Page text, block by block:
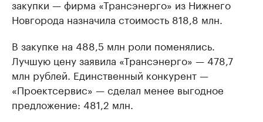
закупки — фирма «Трансэнерго» из Нижнего
Новгорода назначила стоимость 818,8 млн.
В закупке на 488,5 млн роли поменялись.
Лучшую цену заявила «Трансэнерго» — 478,7
млн рублей. Единственный конкурент —
«Проектсервис» — сделал менее выгодное
предложение: 481,2 млн.